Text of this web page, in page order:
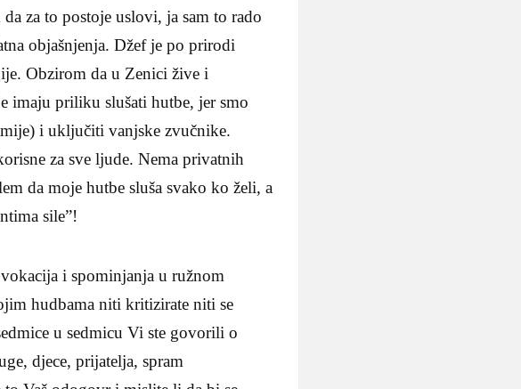
za to postoje uslovi, ja sam to rado
objašnjenja. Džef je po prirodi
Obzirom da u Zenici žive i
imaju priliku slušati hutbe, jer smo
i uključiti vanjske zvučnike.
za sve ljude. Nema privatnih
da moje hutbe sluša svako ko želi, a
sile”!
i spominjanja u ružnom
hudbama niti kritizirate niti se
u sedmicu Vi ste govorili o
djece, prijatelja, spram